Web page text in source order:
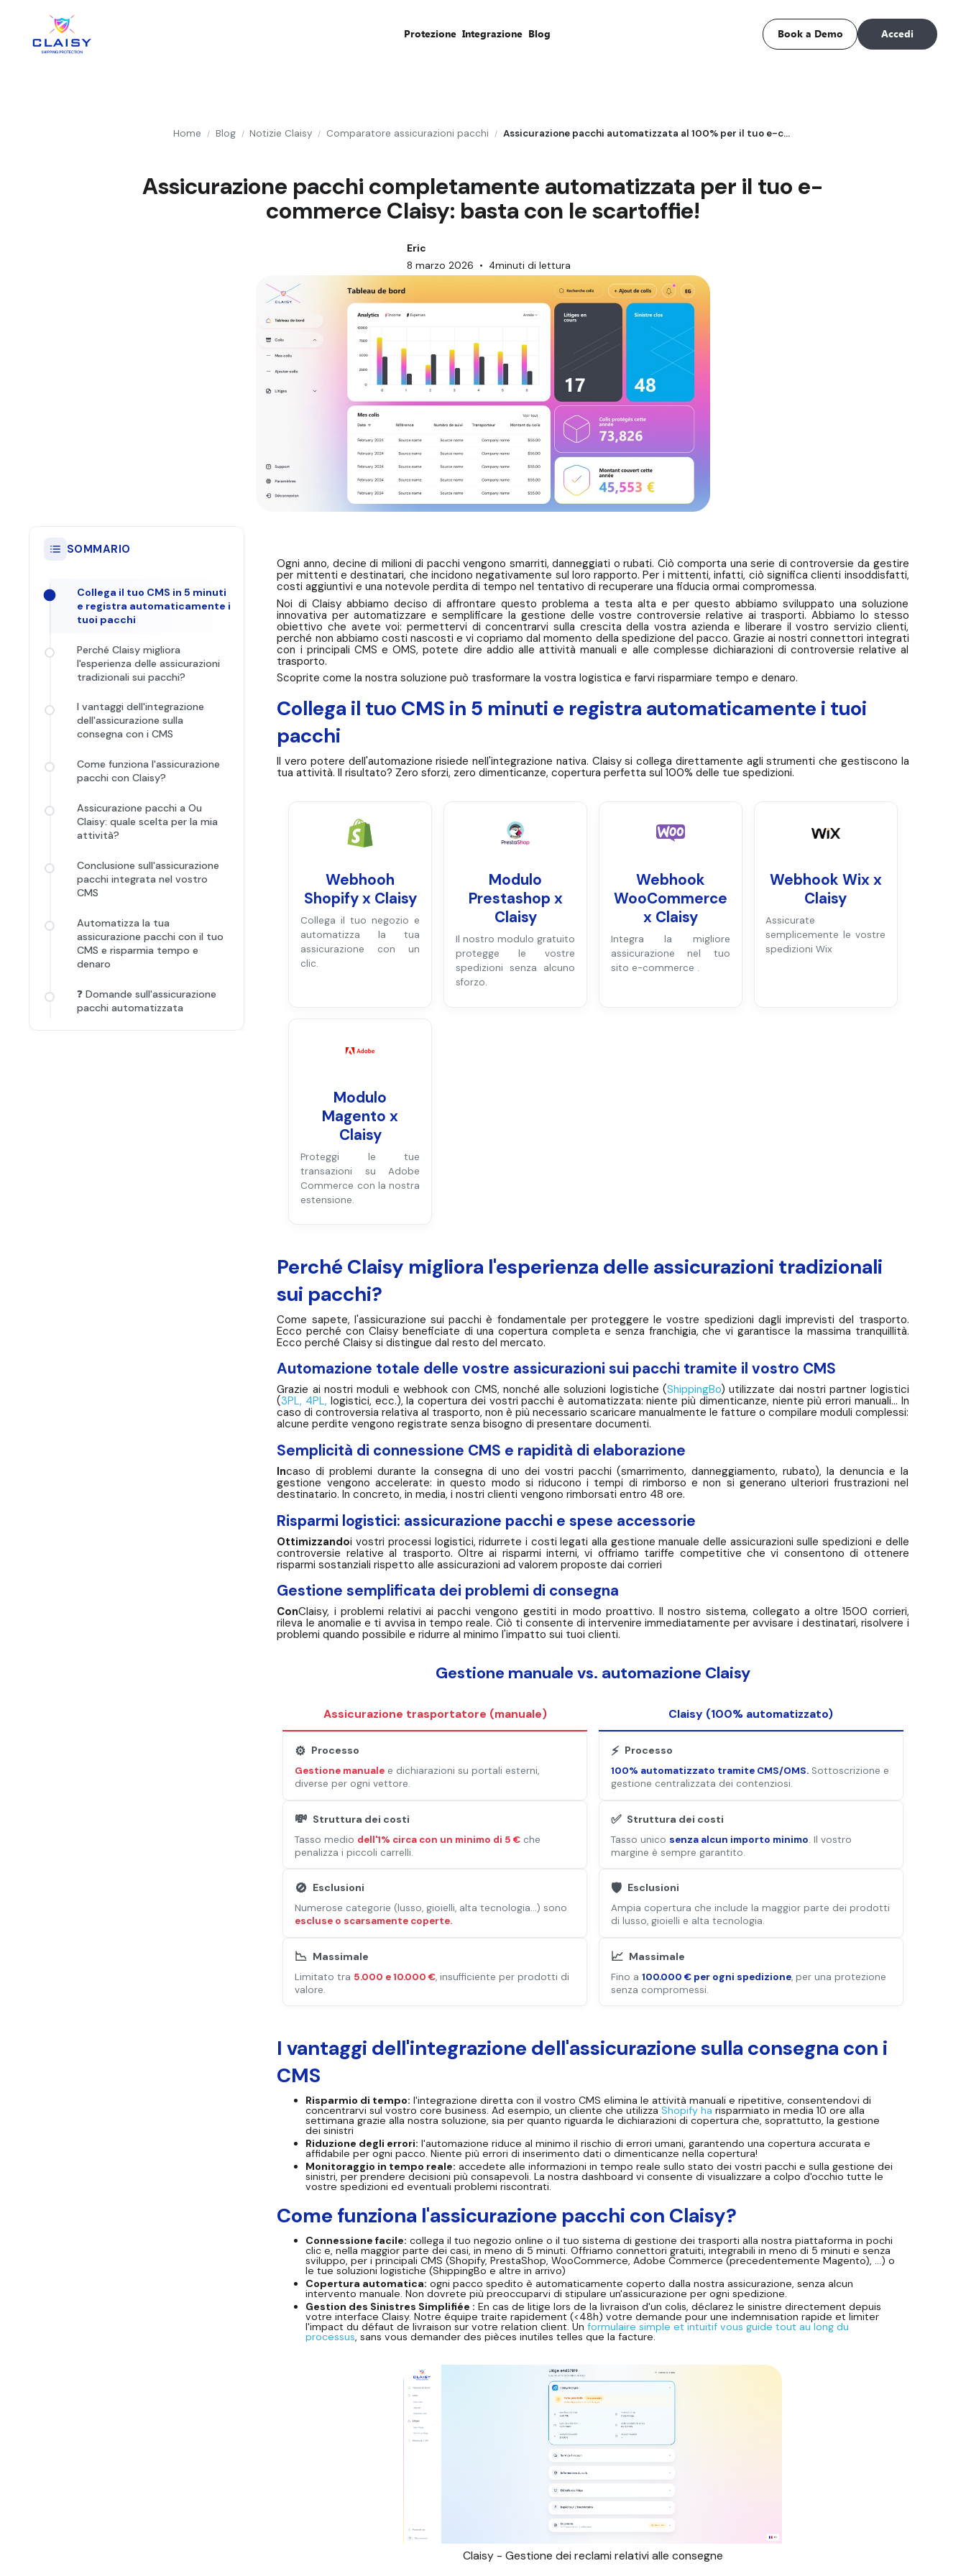
Protezione Integrazione Blog Book a Demo Accedi
Home / Blog / Notizie Claisy / Comparatore assicurazioni pacchi / Assicurazione pacchi automatizzata al 100% per il tuo e-commerce Claisy: basta con le scartoffie!
Assicurazione pacchi completamente automatizzata per il tuo e-
commerce Claisy: basta con le scartoffie!
Eric
8 marzo 2026 • 4minuti di lettura
SOMMARIO
Collega il tuo CMS in 5 minuti
e registra automaticamente i
tuoi pacchi
Perché Claisy migliora
l'esperienza delle assicurazioni
tradizionali sui pacchi?
I vantaggi dell'integrazione
dell'assicurazione sulla
consegna con i CMS
Come funziona l'assicurazione
pacchi con Claisy?
Assicurazione pacchi a Ou
Claisy: quale scelta per la mia
attività?
Conclusione sull'assicurazione
pacchi integrata nel vostro
CMS
Automatizza la tua
assicurazione pacchi con il tuo
CMS e risparmia tempo e
denaro
❓ Domande sull'assicurazione
pacchi automatizzata
Ogni anno, decine di milioni di pacchi vengono smarriti, danneggiati o rubati. Ciò comporta una serie di controversie da gestire
per mittenti e destinatari, che incidono negativamente sul loro rapporto. Per i mittenti, infatti, ciò significa clienti insoddisfatti,
costi aggiuntivi e una notevole perdita di tempo nel tentativo di recuperare una fiducia ormai compromessa.
Noi di Claisy abbiamo deciso di affrontare questo problema a testa alta e per questo abbiamo sviluppato una soluzione
innovativa per automatizzare e semplificare la gestione delle vostre controversie relative ai trasporti. Abbiamo lo stesso
obiettivo che avete voi: permettervi di concentrarvi sulla crescita della vostra azienda e liberare il vostro servizio clienti,
perché non abbiamo costi nascosti e vi copriamo dal momento della spedizione del pacco. Grazie ai nostri connettori integrati
con i principali CMS e OMS, potete dire addio alle attività manuali e alle complesse dichiarazioni di controversie relative al
trasporto.
Scoprite come la nostra soluzione può trasformare la vostra logistica e farvi risparmiare tempo e denaro.
Collega il tuo CMS in 5 minuti e registra automaticamente i tuoi
pacchi
Il vero potere dell'automazione risiede nell'integrazione nativa. Claisy si collega direttamente agli strumenti che gestiscono la
tua attività. Il risultato? Zero sforzi, zero dimenticanze, copertura perfetta sul 100% delle tue spedizioni.
Webhooh
Shopify x Claisy
Collega il tuo negozio e
automatizza la tua
assicurazione con un
clic.
Modulo
Prestashop x
Claisy
Il nostro modulo gratuito
protegge le vostre
spedizioni senza alcuno
sforzo.
Webhook
WooCommerce
x Claisy
Integra la migliore
assicurazione nel tuo
sito e-commerce .
Webhook Wix x
Claisy
Assicurate
semplicemente le vostre
spedizioni Wix
Modulo
Magento x
Claisy
Proteggi le tue
transazioni su Adobe
Commerce con la nostra
estensione.
Perché Claisy migliora l'esperienza delle assicurazioni tradizionali
sui pacchi?
Come sapete, l'assicurazione sui pacchi è fondamentale per proteggere le vostre spedizioni dagli imprevisti del trasporto.
Ecco perché con Claisy beneficiate di una copertura completa e senza franchigia, che vi garantisce la massima tranquillità.
Ecco perché Claisy si distingue dal resto del mercato.
Automazione totale delle vostre assicurazioni sui pacchi tramite il vostro CMS
Grazie ai nostri moduli e webhook con CMS, nonché alle soluzioni logistiche (ShippingBo) utilizzate dai nostri partner logistici
(3PL, 4PL, logistici, ecc.), la copertura dei vostri pacchi è automatizzata: niente più dimenticanze, niente più errori manuali... In
caso di controversia relativa al trasporto, non è più necessario scaricare manualmente le fatture o compilare moduli complessi:
alcune perdite vengono registrate senza bisogno di presentare documenti.
Semplicità di connessione CMS e rapidità di elaborazione
Incaso di problemi durante la consegna di uno dei vostri pacchi (smarrimento, danneggiamento, rubato), la denuncia e la
gestione vengono accelerate: in questo modo si riducono i tempi di rimborso e non si generano ulteriori frustrazioni nel
destinatario. In concreto, in media, i nostri clienti vengono rimborsati entro 48 ore.
Risparmi logistici: assicurazione pacchi e spese accessorie
Ottimizzandoi vostri processi logistici, ridurrete i costi legati alla gestione manuale delle assicurazioni sulle spedizioni e delle
controversie relative al trasporto. Oltre ai risparmi interni, vi offriamo tariffe competitive che vi consentono di ottenere
risparmi sostanziali rispetto alle assicurazioni ad valorem proposte dai corrieri
Gestione semplificata dei problemi di consegna
ConClaisy, i problemi relativi ai pacchi vengono gestiti in modo proattivo. Il nostro sistema, collegato a oltre 1500 corrieri,
rileva le anomalie e ti avvisa in tempo reale. Ciò ti consente di intervenire immediatamente per avvisare i destinatari, risolvere i
problemi quando possibile e ridurre al minimo l'impatto sui tuoi clienti.
Gestione manuale vs. automazione Claisy
Assicurazione trasportatore (manuale)
⚙️ Processo
Gestione manuale e dichiarazioni su portali esterni,
diverse per ogni vettore.
💸 Struttura dei costi
Tasso medio dell'1% circa con un minimo di 5 € che
penalizza i piccoli carrelli.
🚫 Esclusioni
Numerose categorie (lusso, gioielli, alta tecnologia...) sono
escluse o scarsamente coperte.
📉 Massimale
Limitato tra 5.000 e 10.000 €, insufficiente per prodotti di
valore.
Claisy (100% automatizzato)
⚡ Processo
100% automatizzato tramite CMS/OMS.Sottoscrizione e
gestione centralizzata dei contenziosi.
✅ Struttura dei costi
Tasso unico senza alcun importo minimo. Il vostro
margine è sempre garantito.
🛡️ Esclusioni
Ampia copertura che include la maggior parte dei prodotti
di lusso, gioielli e alta tecnologia.
📈 Massimale
Fino a 100.000 € per ogni spedizione, per una protezione
senza compromessi.
I vantaggi dell'integrazione dell'assicurazione sulla consegna con i
CMS
Risparmio di tempo: l'integrazione diretta con il vostro CMS elimina le attività manuali e ripetitive, consentendovi di
concentrarvi sul vostro core business. Ad esempio, un cliente che utilizza Shopify ha risparmiato in media 10 ore alla
settimana grazie alla nostra soluzione, sia per quanto riguarda le dichiarazioni di copertura che, soprattutto, la gestione
dei sinistri
Riduzione degli errori: l'automazione riduce al minimo il rischio di errori umani, garantendo una copertura accurata e
affidabile per ogni pacco. Niente più errori di inserimento dati o dimenticanze nella copertura!
Monitoraggio in tempo reale: accedete alle informazioni in tempo reale sullo stato dei vostri pacchi e sulla gestione dei
sinistri, per prendere decisioni più consapevoli. La nostra dashboard vi consente di visualizzare a colpo d'occhio tutte le
vostre spedizioni ed eventuali problemi riscontrati.
Come funziona l'assicurazione pacchi con Claisy?
Connessione facile: collega il tuo negozio online o il tuo sistema di gestione dei trasporti alla nostra piattaforma in pochi
clic e, nella maggior parte dei casi, in meno di 5 minuti. Offriamo connettori gratuiti, integrabili in meno di 5 minuti e senza
sviluppo, per i principali CMS (Shopify, PrestaShop, WooCommerce, Adobe Commerce (precedentemente Magento), ...) o
le tue soluzioni logistiche (ShippingBo e altre in arrivo)
Copertura automatica: ogni pacco spedito è automaticamente coperto dalla nostra assicurazione, senza alcun
intervento manuale. Non dovrete più preoccuparvi di stipulare un'assicurazione per ogni spedizione.
Gestion des Sinistres Simplifiée : En cas de litige lors de la livraison d'un colis, déclarez le sinistre directement depuis
votre interface Claisy. Notre équipe traite rapidement (<48h) votre demande pour une indemnisation rapide et limiter
l'impact du défaut de livraison sur votre relation client. Un formulaire simple et intuitif vous guide tout au long du
processus, sans vous demander des pièces inutiles telles que la facture.
Claisy - Gestione dei reclami relativi alle consegne